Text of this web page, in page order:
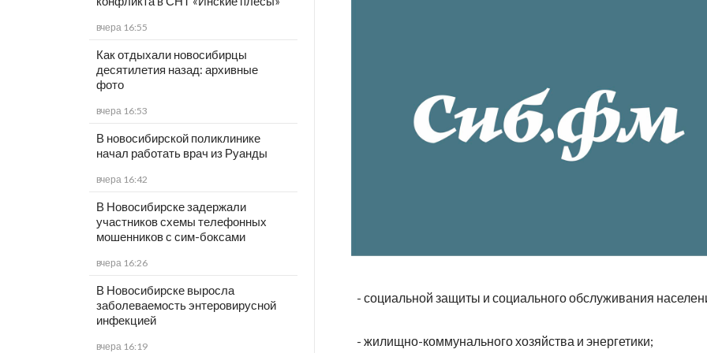
вчера 16:55
Как отдыхали новосибирцы
десятилетия назад: архивные
фото
вчера 16:53
В новосибирской поликлинике
начал работать врач из Руанды
вчера 16:42
В Новосибирске задержали
участников схемы телефонных
мошенников с сим-боксами
вчера 16:26
В Новосибирске выросла
заболеваемость энтеровирусной
инфекцией
вчера 16:19
- социальной защиты и социального обслуживания
- жилищно-коммунального хозяйства и энергетики;